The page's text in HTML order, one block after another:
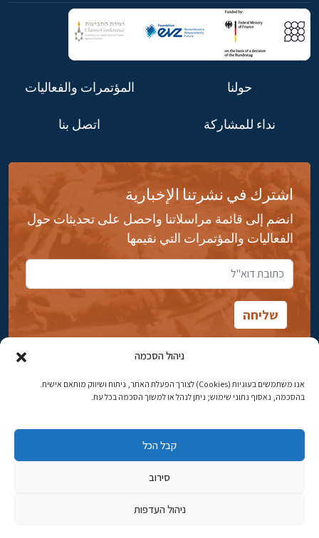
ניהול הסכמה
אנו משתמשים בעוגיות (Cookies) לצורך הפעלת האתר, ניתוח ושיווק מותאם אישית.
בהסכמה, נאסוף נתוני שימוש; ניתן לנהל או למשוך הסכמה בכל עת.
קבל הכל
סירוב
ניהול העדפות
حولنا المؤتمرات والفعاليات
نداء للمشاركة اتصل بنا
اشترك في نشرتنا الإخبارية
انضم إلى قائمة مراسلاتنا واحصل على تحديثات حول
الفعاليات والمؤتمرات التي نقيمها
شارع ابن جبيرول، رحافيا ١٤ أورشليم - القدس
البريد الإلكتروني:najww2@ybz.org.il